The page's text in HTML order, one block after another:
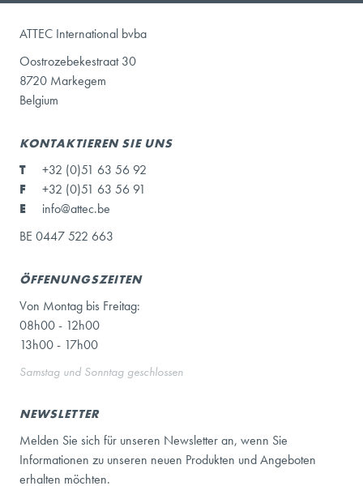
ATTEC International bvba
Oostrozebekestraat 30
8720 Markegem
Belgium
KONTAKTIEREN SIE UNS
T
+32 (0)51 63 56 92
F
+32 (0)51 63 56 91
E
info@attec.be
BE 0447 522 663
ÖFFENUNGSZEITEN
Von Montag bis Freitag:
08h00 - 12h00
13h00 - 17h00
Samstag und Sonntag geschlossen
NEWSLETTER
Melden Sie sich für unseren Newsletter an, wenn Sie
Informationen zu unseren neuen Produkten und Angeboten
erhalten möchten.